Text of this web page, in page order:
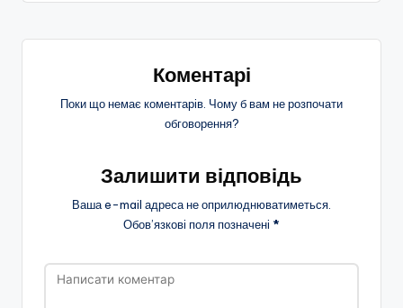
Коментарі
Поки що немає коментарів. Чому б вам не розпочати
обговорення?
Залишити відповідь
Ваша e-mail адреса не оприлюднюватиметься.
Обов’язкові поля позначені *